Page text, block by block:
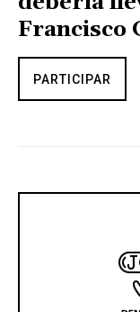
Francisco
PARTICIPAR